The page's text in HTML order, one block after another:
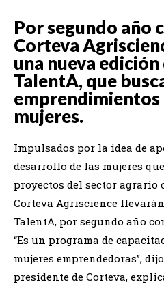
Por segundo año
Corteva
una nueva
TalentA, que
mujeres.
Impulsados por la idea de
desarrollo de las mujeres
proyectos del sector agrario
Corteva Agriscience
TalentA, por segundo año
“Es un programa de
mujeres emprendedoras”,
presidente de Corteva,